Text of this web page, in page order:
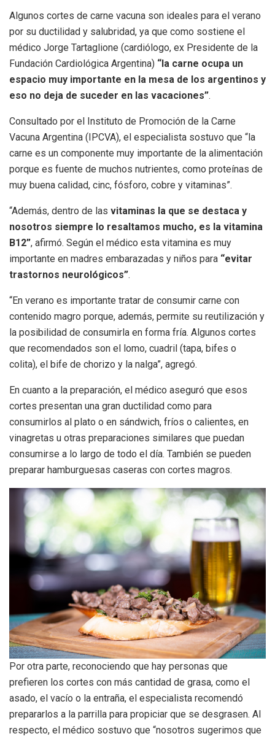
Algunos cortes de carne vacuna son ideales para el verano
por su ductilidad y salubridad, ya que como sostiene el
médico Jorge Tartaglione (cardiólogo, ex Presidente de la
Fundación Cardiológica Argentina) “la carne ocupa un
espacio muy importante en la mesa de los argentinos y
eso no deja de suceder en las vacaciones”.
Consultado por el Instituto de Promoción de la Carne
Vacuna Argentina (IPCVA), el especialista sostuvo que “la
carne es un componente muy importante de la alimentación
porque es fuente de muchos nutrientes, como proteínas de
muy buena calidad, cinc, fósforo, cobre y vitaminas”.
“Además, dentro de las vitaminas la que se destaca y
nosotros siempre lo resaltamos mucho, es la vitamina
B12”, afirmó. Según el médico esta vitamina es muy
importante en madres embarazadas y niños para “evitar
trastornos neurológicos”.
“En verano es importante tratar de consumir carne con
contenido magro porque, además, permite su reutilización y
la posibilidad de consumirla en forma fría. Algunos cortes
que recomendados son el lomo, cuadril (tapa, bifes o
colita), el bife de chorizo y la nalga”, agregó.
En cuanto a la preparación, el médico aseguró que esos
cortes presentan una gran ductilidad como para
consumirlos al plato o en sándwich, fríos o calientes, en
vinagretas u otras preparaciones similares que puedan
consumirse a lo largo de todo el día. También se pueden
preparar hamburguesas caseras con cortes magros.
Por otra parte, reconociendo que hay personas que
prefieren los cortes con más cantidad de grasa, como el
asado, el vacío o la entraña, el especialista recomendó
prepararlos a la parrilla para propiciar que se desgrasen. Al
respecto, el médico sostuvo que “nosotros sugerimos que